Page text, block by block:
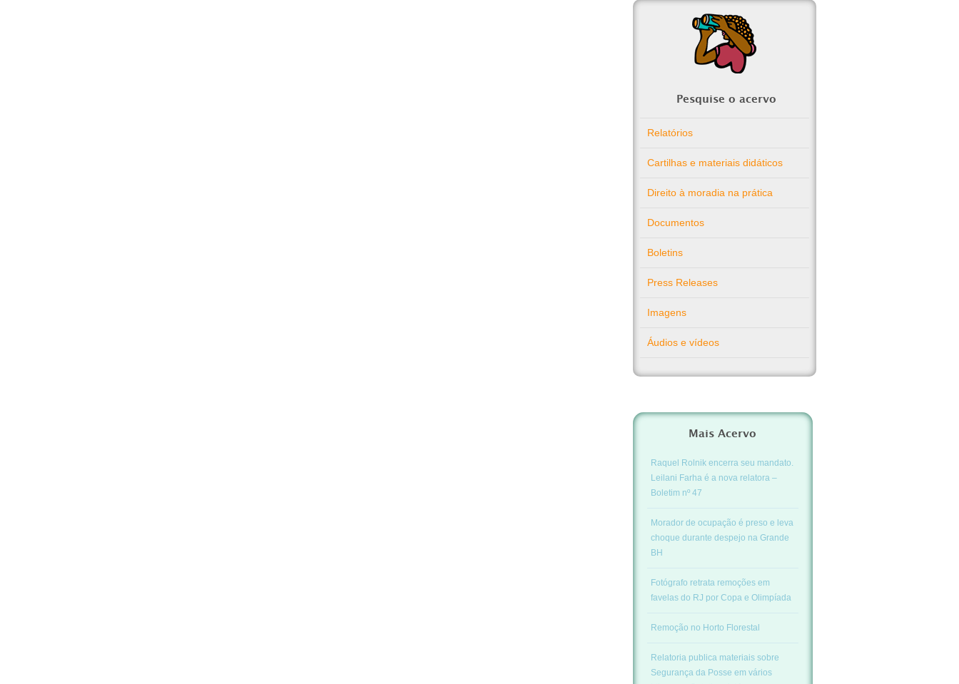
Pesquise o acervo
Relatórios
Cartilhas e materiais didáticos
Direito à moradia na prática
Documentos
Boletins
Press Releases
Imagens
Áudios e vídeos
Mais Acervo
Raquel Rolnik encerra seu mandato.
Leilani Farha é a nova relatora –
Boletim nº 47
Morador de ocupação é preso e leva
choque durante despejo na Grande
BH
Fotógrafo retrata remoções em
favelas do RJ por Copa e Olimpíada
Remoção no Horto Florestal
Relatoria publica materiais sobre
Segurança da Posse em vários